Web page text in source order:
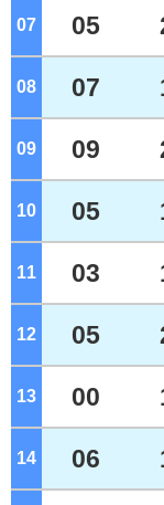
07 05
08 07
09 09
10 05
11 03
12 05
13 00
14 06